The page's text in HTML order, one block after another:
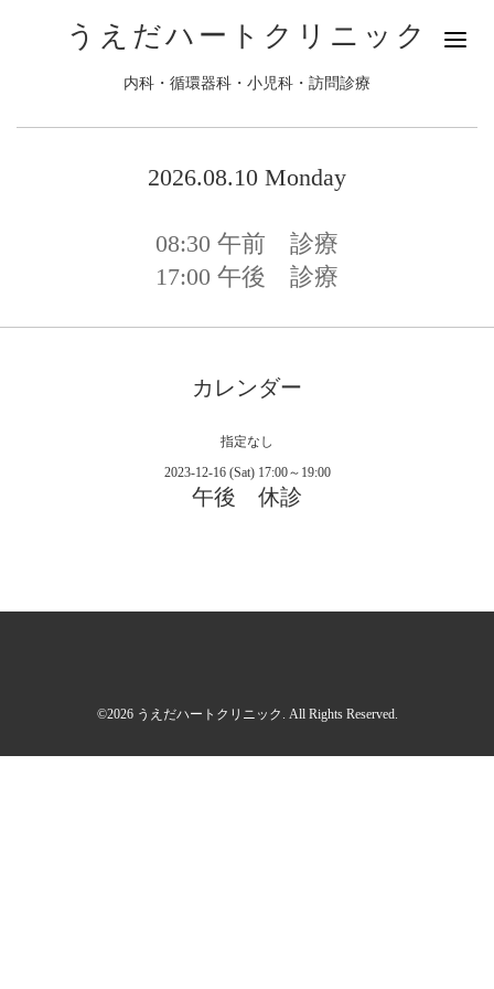
うえだハートクリニック
内科・循環器科・小児科・訪問診療
2026.08.10 Monday
08:30 午前 診療
17:00 午後 診療
カレンダー
指定なし
2023-12-16 (Sat) 17:00～19:00
午後 休診
©2026 うえだハートクリニック . All Rights Reserved.